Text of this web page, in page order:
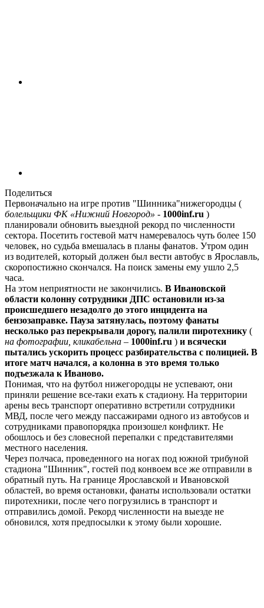
Поделиться
Первоначально на игре против "Шинника"нижегородцы (
болельщики ФК «Нижний Новгород» - 1000inf.ru )
планировали обновить выездной рекорд по численности
сектора. Посетить гостевой матч намеревалось чуть более 150
человек, но судьба вмешалась в планы фанатов. Утром один
из водителей, который должен был вести автобус в Ярославль,
скоропостижно скончался. На поиск замены ему ушло 2,5
часа.
На этом неприятности не закончились. В Ивановской
области колонну сотрудники ДПС остановили из-за
происшедшего незадолго до этого инцидента на
бензозаправке. Пауза затянулась, поэтому фанаты
несколько раз перекрывали дорогу, палили пиротехнику (
на фотографии, кликабельна – 1000inf.ru ) и всячески
пытались ускорить процесс разбирательства с полицией. В
итоге матч начался, а колонна в это время только
подъезжала к Иваново.
Понимая, что на футбол нижегородцы не успевают, они
приняли решение все-таки ехать к стадиону. На территории
арены весь транспорт оперативно встретили сотрудники
МВД, после чего между пассажирами одного из автобусов и
сотрудниками правопорядка произошел конфликт. Не
обошлось и без словесной перепалки с представителями
местного населения.
Через полчаса, проведенного на ногах под южной трибуной
стадиона "Шинник", гостей под конвоем все же отправили в
обратный путь. На границе Ярославской и Ивановской
областей, во время остановки, фанаты использовали остатки
пиротехники, после чего погрузились в транспорт и
отправились домой. Рекорд численности на выезде не
обновился, хотя предпосылки к этому были хорошие.